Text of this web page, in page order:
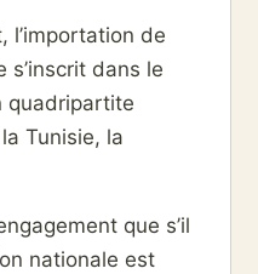
l’importation de
s’inscrit dans le
quadripartite
Tunisie, la
que s’il
nationale est